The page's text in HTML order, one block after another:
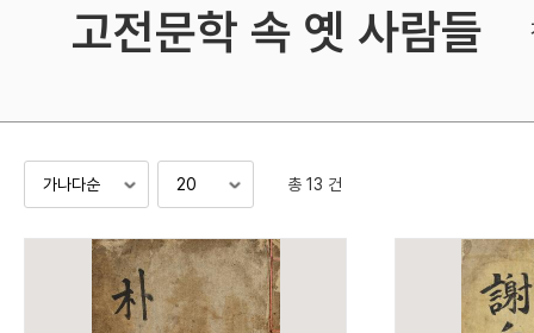
규장각 소개영상
고대
고려
조선 후기
검색 연산자 사용안내
고전문학 속 옛 사람들
총 13 건